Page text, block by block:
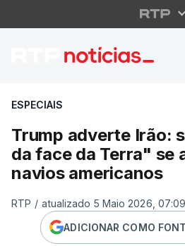
Trump
ESPECIAIS
Trump adverte Irão:
da face da Terra" se
navios americanos
RTP / atualizado 5 Maio 2026, 07:09
ADICIONAR COMO